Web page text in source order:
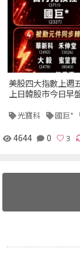
美股四大指數上週
上日韓股市今日早
光寶科 國巨*
4644 0